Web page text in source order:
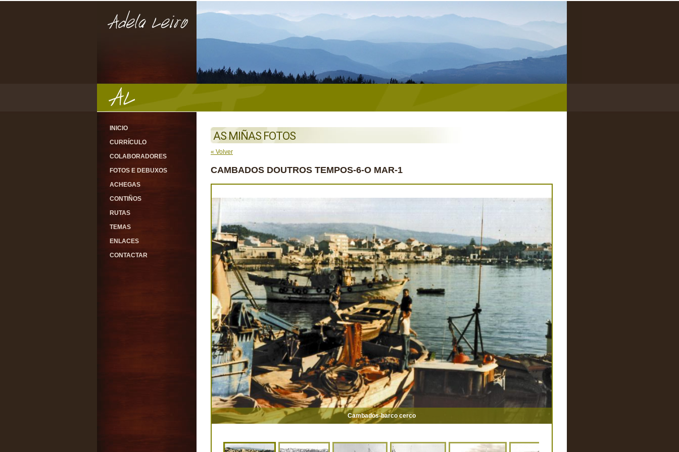
INICIO
CURRÍCULO
COLABORADORES
FOTOS E DEBUXOS
ACHEGAS
CONTIÑOS
RUTAS
TEMAS
ENLACES
CONTACTAR
AS MIÑAS FOTOS
« Volver
CAMBADOS DOUTROS TEMPOS-6-O MAR-1
Cambados-barco cerco